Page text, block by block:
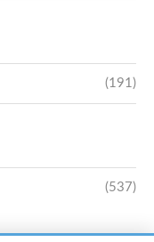
(191)
(537)